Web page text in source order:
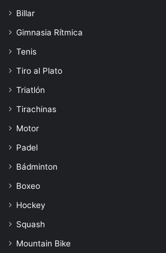
Billar
Gimnasia Rítmica
Tenis
Tiro al Plato
Triatlón
Tirachinas
Motor
Padel
Bádminton
Boxeo
Hockey
Squash
Mountain Bike